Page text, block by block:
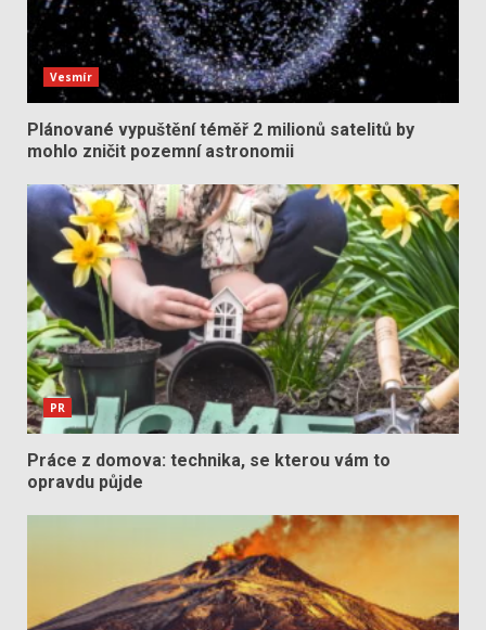
Vesmír
Plánované vypuštění téměř 2 milionů satelitů by
mohlo zničit pozemní astronomii
PR
Práce z domova: technika, se kterou vám to
opravdu půjde